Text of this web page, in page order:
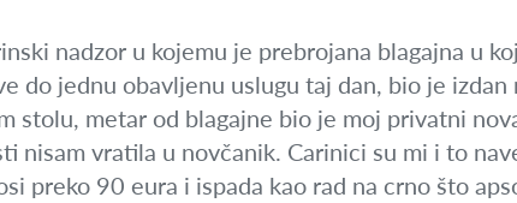
nadzor u kojemu je prebrojana blagajna u
do jednu obavljenu uslugu taj dan, bio je izdan
stolu, metar od blagajne bio je moj privatni
nisam vratila u novčanik. Carinici su mi i to
preko 90 eura i ispada kao rad na crno što